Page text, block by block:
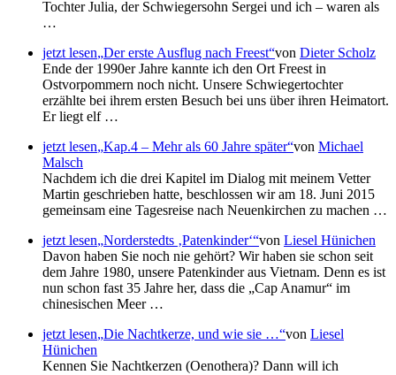
Tochter Julia, der Schwiegersohn Sergei und ich – waren als
…
jetzt lesen Der erste Ausflug nach Freest von Dieter Scholz
Ende der 1990er Jahre kannte ich den Ort Freest in
Ostvorpommern noch nicht. Unsere Schwiegertochter
erzählte bei ihrem ersten Besuch bei uns über ihren Heimatort.
Er liegt elf …
jetzt lesen Kap.4 – Mehr als 60 Jahre später von Michael
Malsch
Nachdem ich die drei Kapitel im Dialog mit meinem Vetter
Martin geschrieben hatte, beschlossen wir am 18. Juni 2015
gemeinsam eine Tagesreise nach Neuenkirchen zu machen …
jetzt lesen Norderstedts Patenkinder von Liesel Hünichen
Davon haben Sie noch nie gehört? Wir haben sie schon seit
dem Jahre 1980, unsere Patenkinder aus Vietnam. Denn es ist
nun schon fast 35 Jahre her, dass die
Cap Anamur
im
chinesischen Meer …
jetzt lesen Die Nachtkerze, und wie sie … von Liesel
Hünichen
Kennen Sie Nachtkerzen (Oenothera)? Dann will ich